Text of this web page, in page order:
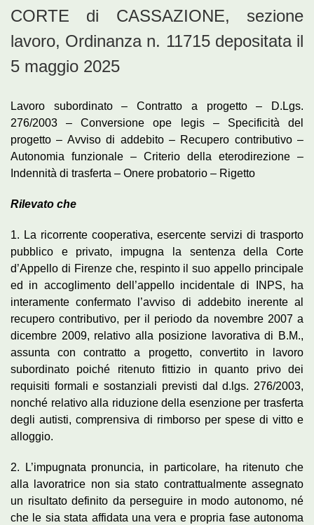
CORTE di CASSAZIONE, sezione
lavoro, Ordinanza n. 11715 depositata il
5 maggio 2025
Lavoro subordinato – Contratto a progetto – D.Lgs.
276/2003 – Conversione ope legis – Specificità del
progetto – Avviso di addebito – Recupero contributivo –
Autonomia funzionale – Criterio della eterodirezione –
Indennità di trasferta – Onere probatorio – Rigetto
Rilevato che
1. La ricorrente cooperativa, esercente servizi di trasporto
pubblico e privato, impugna la sentenza della Corte
d’Appello di Firenze che, respinto il suo appello principale
ed in accoglimento dell’appello incidentale di INPS, ha
interamente confermato l’avviso di addebito inerente al
recupero contributivo, per il periodo da novembre 2007 a
dicembre 2009, relativo alla posizione lavorativa di B.M.,
assunta con contratto a progetto, convertito in lavoro
subordinato poiché ritenuto fittizio in quanto privo dei
requisiti formali e sostanziali previsti dal d.lgs. 276/2003,
nonché relativo alla riduzione della esenzione per trasferta
degli autisti, comprensiva di rimborso per spese di vitto e
alloggio.
2. L’impugnata pronuncia, in particolare, ha ritenuto che
alla lavoratrice non sia stato contrattualmente assegnato
un risultato definito da perseguire in modo autonomo, né
che le sia stata affidata una vera e propria fase autonoma